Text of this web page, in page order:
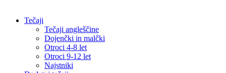
Tečaji
Tečaji angleščine
Dojenčki in malčki
Otroci 4-8 let
Otroci 9-12 let
Najstniki